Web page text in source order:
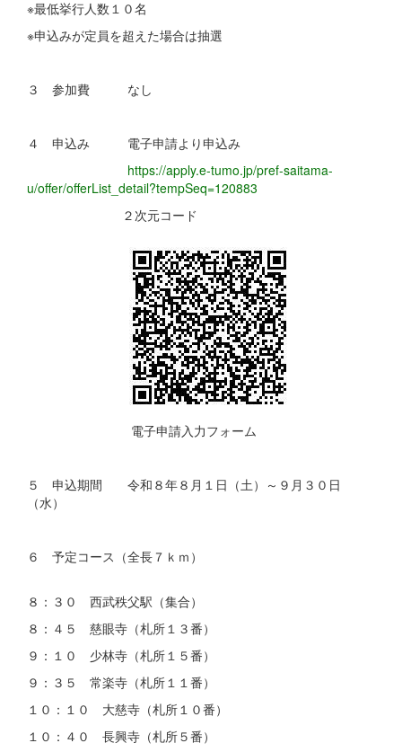
※最低挙行人数１０名
※申込みが定員を超えた場合は抽選
３ 参加費 なし
４ 申込み 電子申請より申込み
https://apply.e-tumo.jp/pref-saitama-
u/offer/offerList_detail?tempSeq=120883
２次元コード
電子申請入力フォーム
５ 申込期間 令和８年８月１日（土）～９月３０日
（水）
６ 予定コース（全長７ｋｍ）
８：３０ 西武秩父駅（集合）
８：４５ 慈眼寺（札所１３番）
９：１０ 少林寺（札所１５番）
９：３５ 常楽寺（札所１１番）
１０：１０ 大慈寺（札所１０番）
１０：４０ 長興寺（札所５番）